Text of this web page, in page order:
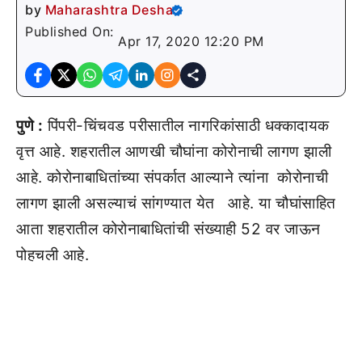
by Maharashtra Desha
Published On:
Apr 17, 2020 12:20 PM
पुणे : पिंपरी-चिंचवड परीसातील नागरिकांसाठी धक्कादायक
वृत्त आहे. शहरातील आणखी चौघांना कोरोनाची लागण झाली
आहे. कोरोनाबाधितांच्या संपर्कात आल्याने त्यांना कोरोनाची
लागण झाली असल्याचं सांगण्यात येत आहे. या चौघांसाहित
आता शहरातील कोरोनाबाधितांची संख्याही 52 वर जाऊन
पोहचली आहे.